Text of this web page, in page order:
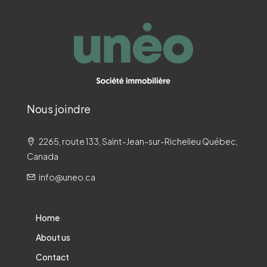
Nous joindre
2265, route 133, Saint-Jean-sur-Richelieu Québec,
Canada
info@uneo.ca
Home
About us
Contact